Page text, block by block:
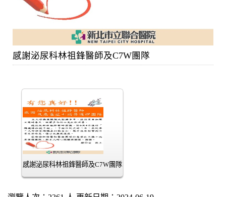
感謝泌尿科林祖鋒醫師及C7W團隊
感謝泌尿科林祖鋒醫師及C7W團隊